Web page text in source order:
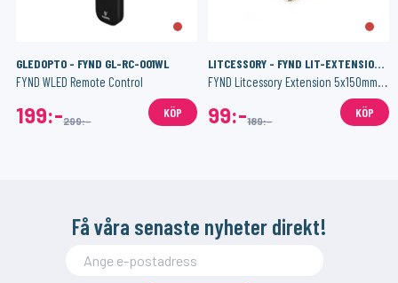
GLEDOPTO - FYND GL-RC-001WL
FYND WLED Remote Control
199:-299:-
KÖP
LITCESSORY - FYND LIT-EXTENSION 150MM-W05
FYND Litcessory Extension 5x150mm - White (Hue V3)
99:-189:-
KÖP
Få våra senaste nyheter direkt!